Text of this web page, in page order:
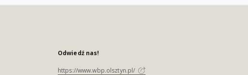
Odwiedź nas!
https://www.wbp.olsztyn.pl/